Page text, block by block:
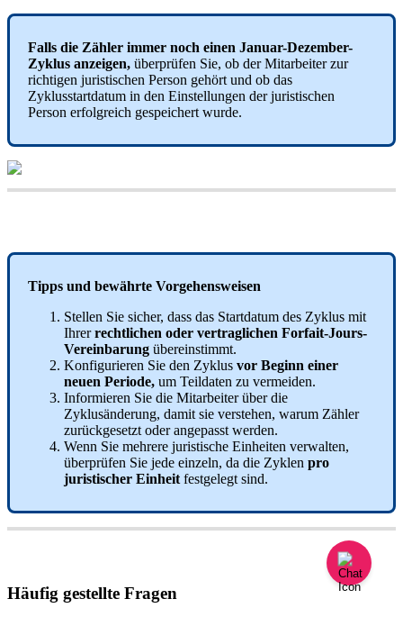
Falls die Zähler immer noch einen Januar-Dezember-
Zyklus anzeigen, überprüfen Sie, ob der Mitarbeiter zur
richtigen juristischen Person gehört und ob das
Zyklusstartdatum in den Einstellungen der juristischen
Person erfolgreich gespeichert wurde.
Tipps und bewährte Vorgehensweisen
Stellen Sie sicher, dass das Startdatum des Zyklus mit
Ihrer rechtlichen oder vertraglichen Forfait-Jours-
Vereinbarung übereinstimmt.
Konfigurieren Sie den Zyklus vor Beginn einer
neuen Periode, um Teildaten zu vermeiden.
Informieren Sie die Mitarbeiter über die
Zyklusänderung, damit sie verstehen, warum Zähler
zurückgesetzt oder angepasst werden.
Wenn Sie mehrere juristische Einheiten verwalten,
überprüfen Sie jede einzeln, da die Zyklen pro
juristischer Einheit festgelegt sind.
Häufig gestellte Fragen